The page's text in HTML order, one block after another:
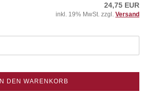
24,75 EUR
inkl. 19% MwSt. zzgl. Versand
IN DEN WARENKORB